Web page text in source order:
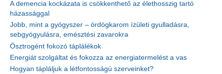
A demencia kockázata is csökkenthető az élethosszig tartó
házassággal
Jobb, mint a gyógyszer – ördögkarom ízületi gyulladásra,
sebgyógyulásra, emésztési zavarokra
Ösztrogént fokozó táplálékok
Energiát szolgáltat és fokozza az energiatermelést a vas
Hogyan tápláljuk a létfontosságú szerveinket?